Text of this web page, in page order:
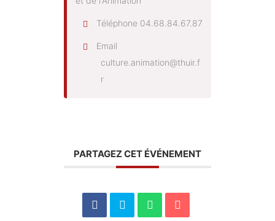
Téléphone 04.68.84.67.87
Email
culture.animation@thuir.f
r
PARTAGEZ CET ÉVÉNEMENT